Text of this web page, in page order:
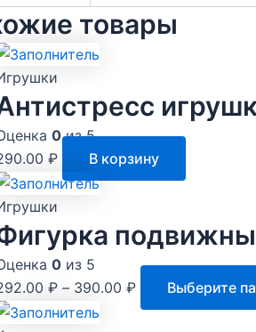
товары
0из 5
₽ В корзину
0 из 5
₽ – 390.00 ₽ Выберите